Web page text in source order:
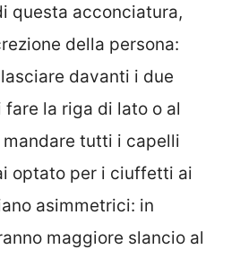
questa acconciatura,
della persona:
davanti i due
la riga di lato o al
tutti i capelli
optato per i ciuffetti ai
asimmetrici: in
maggiore slancio al